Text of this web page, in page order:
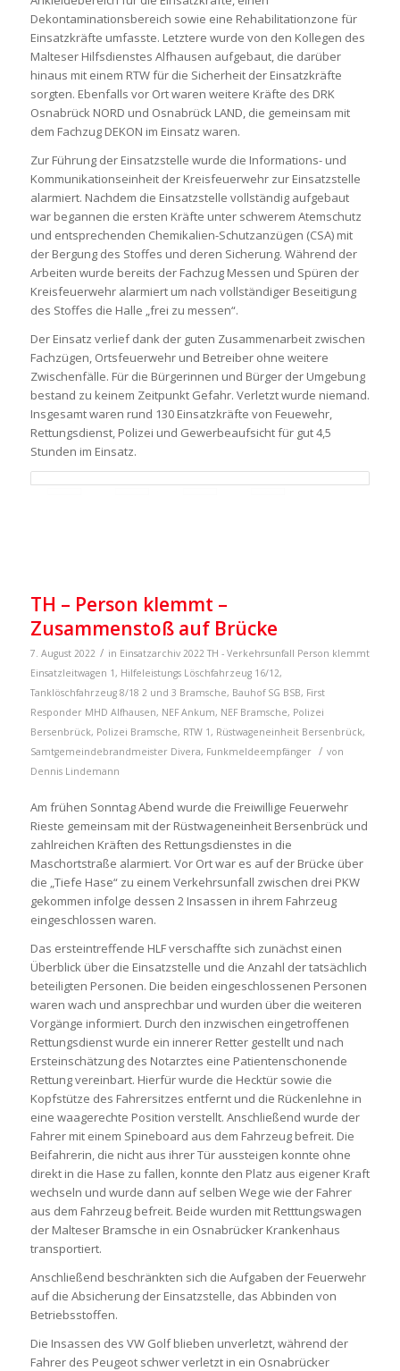
Dekontaminationsbereich sowie eine Rehabilitationzone für
Einsatzkräfte umfasste. Letztere wurde von den Kollegen des
Malteser Hilfsdienstes Alfhausen aufgebaut, die darüber
hinaus mit einem RTW für die Sicherheit der Einsatzkräfte
sorgten. Ebenfalls vor Ort waren weitere Kräfte des DRK
Osnabrück NORD und Osnabrück LAND, die gemeinsam mit
dem Fachzug DEKON im Einsatz waren.
Zur Führung der Einsatzstelle wurde die Informations- und
Kommunikationseinheit der Kreisfeuerwehr zur Einsatzstelle
alarmiert. Nachdem die Einsatzstelle vollständig aufgebaut
war begannen die ersten Kräfte unter schwerem Atemschutz
und entsprechenden Chemikalien-Schutzanzügen (CSA) mit
der Bergung des Stoffes und deren Sicherung. Während der
Arbeiten wurde bereits der Fachzug Messen und Spüren der
Kreisfeuerwehr alarmiert um nach vollständiger Beseitigung
des Stoffes die Halle „frei zu messen“.
Der Einsatz verlief dank der guten Zusammenarbeit zwischen
Fachzügen, Ortsfeuerwehr und Betreiber ohne weitere
Zwischenfälle. Für die Bürgerinnen und Bürger der Umgebung
bestand zu keinem Zeitpunkt Gefahr. Verletzt wurde niemand.
Insgesamt waren rund 130 Einsatzkräfte von Feuewehr,
Rettungsdienst, Polizei und Gewerbeaufsicht für gut 4,5
Stunden im Einsatz.
TH – Person klemmt –
Zusammenstoß auf Brücke
7. August 2022 / in Einsatzarchiv 2022 TH - Verkehrsunfall Person klemmt
Einsatzleitwagen 1 , Hilfeleistungs Löschfahrzeug 16/12,
Tanklöschfahrzeug 8/18 2 und 3 Bramsche, Bauhof SG BSB, First
Responder MHD Alfhausen, NEF Ankum, NEF Bramsche, Polizei
Bersenbrück, Polizei Bramsche, RTW 1 , Rüstwageneinheit Bersenbrück,
Samtgemeindebrandmeister Divera, Funkmeldeempfänger / von
Dennis Lindemann
Am frühen Sonntag Abend wurde die Freiwillige Feuerwehr
Rieste gemeinsam mit der Rüstwageneinheit Bersenbrück und
zahlreichen Kräften des Rettungsdienstes in die
Maschortstraße alarmiert. Vor Ort war es auf der Brücke über
die „Tiefe Hase“ zu einem Verkehrsunfall zwischen drei PKW
gekommen infolge dessen 2 Insassen in ihrem Fahrzeug
eingeschlossen waren.
Das ersteintreffende HLF verschaffte sich zunächst einen
Überblick über die Einsatzstelle und die Anzahl der tatsächlich
beteiligten Personen. Die beiden eingeschlossenen Personen
waren wach und ansprechbar und wurden über die weiteren
Vorgänge informiert. Durch den inzwischen eingetroffenen
Rettungsdienst wurde ein innerer Retter gestellt und nach
Ersteinschätzung des Notarztes eine Patientenschonende
Rettung vereinbart. Hierfür wurde die Hecktür sowie die
Kopfstütze des Fahrersitzes entfernt und die Rückenlehne in
eine waagerechte Position verstellt. Anschließend wurde der
Fahrer mit einem Spineboard aus dem Fahrzeug befreit. Die
Beifahrerin, die nicht aus ihrer Tür aussteigen konnte ohne
direkt in die Hase zu fallen, konnte den Platz aus eigener Kraft
wechseln und wurde dann auf selben Wege wie der Fahrer
aus dem Fahrzeug befreit. Beide wurden mit Retttungswagen
der Malteser Bramsche in ein Osnabrücker Krankenhaus
transportiert.
Anschließend beschränkten sich die Aufgaben der Feuerwehr
auf die Absicherung der Einsatzstelle, das Abbinden von
Betriebsstoffen.
Die Insassen des VW Golf blieben unverletzt, während der
Fahrer des Peugeot schwer verletzt in ein Osnabrücker